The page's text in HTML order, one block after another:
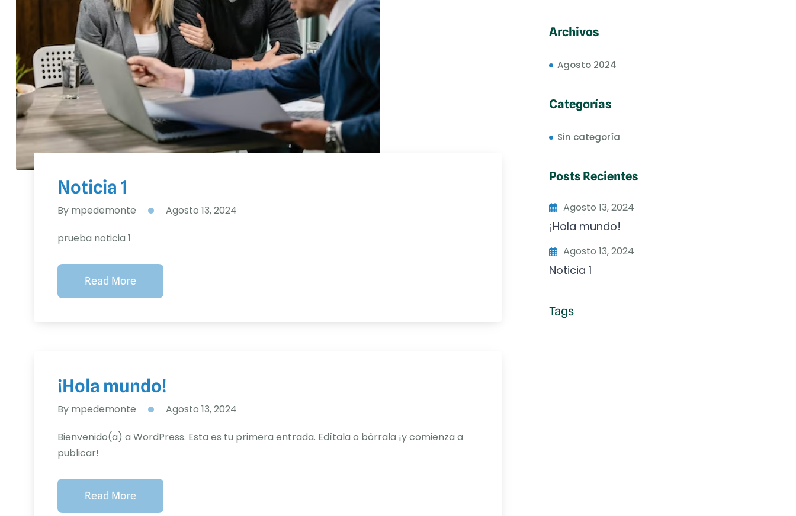
Noticia 1
By mpedemonte Agosto 13, 2024
prueba noticia 1
Read More
¡Hola mundo!
By mpedemonte Agosto 13, 2024
Bienvenido(a) a WordPress. Esta es tu primera entrada. Edítala o bórrala ¡y comienza a
publicar!
Read More
Archivos
Agosto 2024
Categorías
Sin categoría
Posts Recientes
Agosto 13, 2024
¡Hola mundo!
Agosto 13, 2024
Noticia 1
Tags